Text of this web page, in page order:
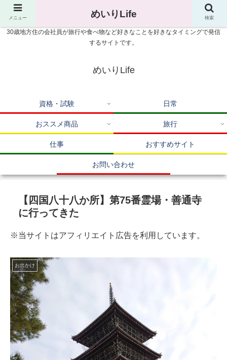
30歳地方住の会社員が旅行や食べ物など好きなことを好きなタイミングで発信
するサイトです。
めいりLife
資格・試験 日常
おススメ商品 旅行
仕事 おすすめサイト
お問い合わせ
【四国八十八か所】第75番霊場・善通寺
に行ってきた
※当サイトはアフィリエイト広告を利用しています。
お出かけ
メニュー めいりLife 検索